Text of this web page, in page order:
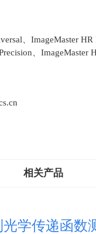
、ImageMaster
、ImageMaster
相关产品
光学传递函数